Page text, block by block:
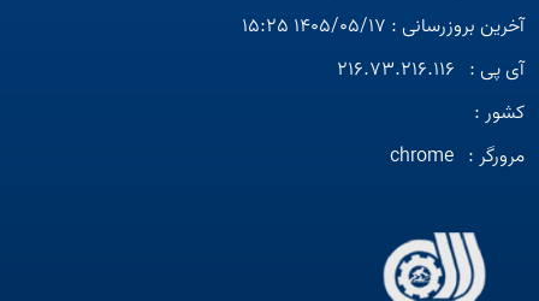
Open
آخرین بروزرسانی : 1405/05/17 15:25
آی پی : 216.73.216.116
کشور :
مرورگر : chrome